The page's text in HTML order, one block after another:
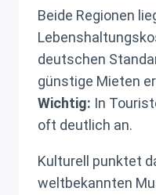
Beide Regionen
deutschen
günstige Mieten
Wichtig: In
oft deutlich an.
Kulturell punktet
weltbekannten